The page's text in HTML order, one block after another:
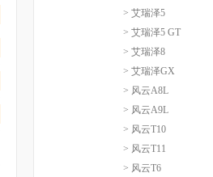
> 艾瑞泽5
> 艾瑞泽5 GT
> 艾瑞泽8
> 艾瑞泽GX
> 风云A8L
> 风云A9L
> 风云T10
> 风云T11
> 风云T6